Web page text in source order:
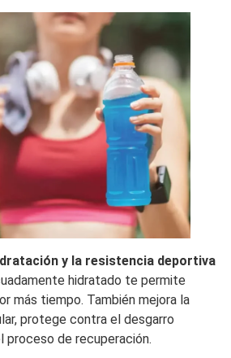
y la resistencia deportiva
hidratado te permite
más tiempo. También mejora la
protege contra el desgarro
proceso de recuperación.